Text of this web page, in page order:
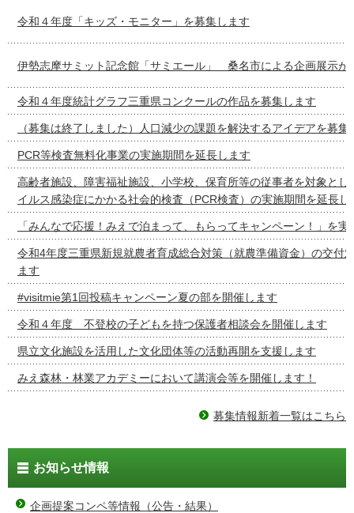
令和４年度「キッズ・モニター」を募集します
伊勢志摩サミット記念館「サミエール」 桑名市による企画展示が
令和４年度統計グラフ三重県コンクールの作品を募集します
（募集は終了しました）人口減少の課題を解決するアイデアを募集
PCR等検査無料化事業の実施期間を延長します
高齢者施設、障害福祉施設、小学校、保育所等の従事者を対象とし
イルス感染症にかかる社会的検査（PCR検査）の実施期間を延長し
「みんなで応援！みえで泊まって、もらってキャンペーン！」を実
令和4年度三重県新規就農者育成総合対策（就農準備資金）の交付
ます
#visitmie第1回投稿キャンペーン夏の部を開催します
令和４年度 不登校の子どもを持つ保護者相談会を開催します
県立文化施設を活用した文化団体等の活動再開を支援します
みえ森林・林業アカデミーにおいて講演会等を開催します！
募集情報新着一覧はこちら
お知らせ情報
企画提案コンペ等情報（公告・結果）